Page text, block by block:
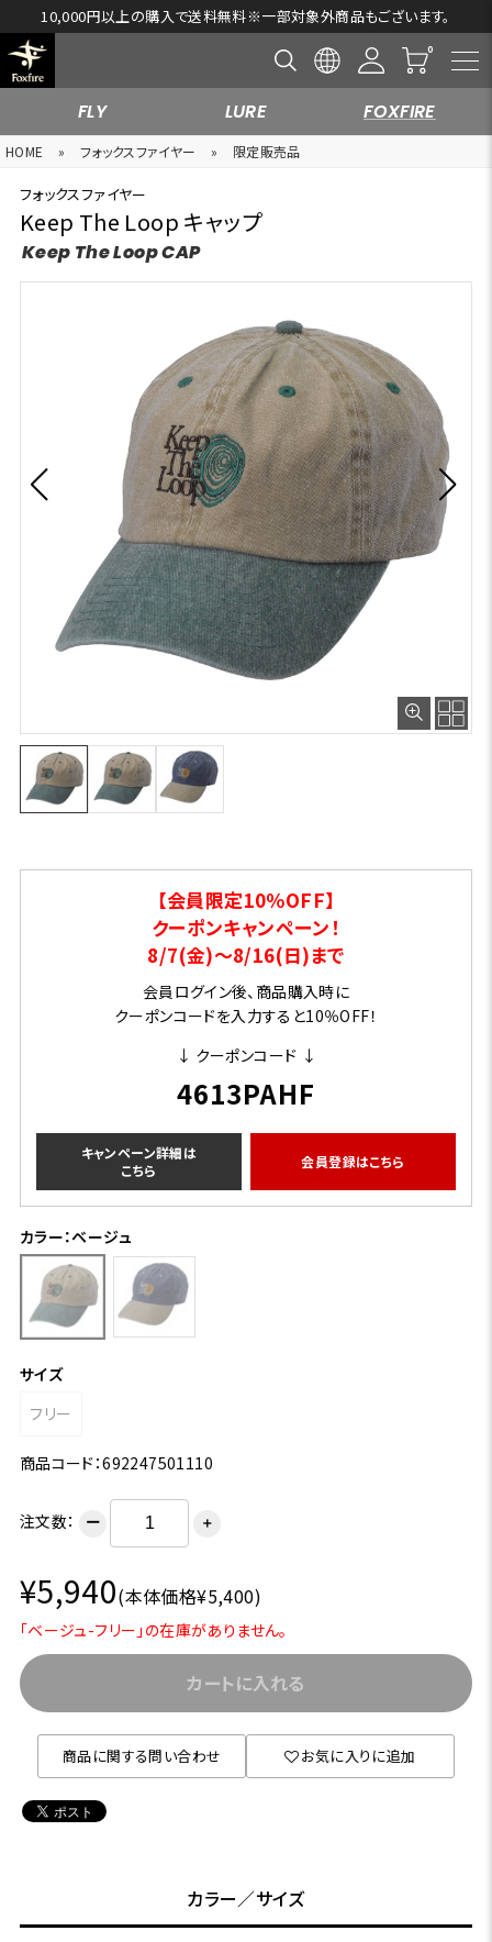
10,000円以上の購入で送料無料※一部対象外商品もございます。
FLY LURE FOXFIRE
HOME » フォックスファイヤー » 限定販売品
フォックスファイヤー
Keep The Loop キャップ
Keep The Loop CAP
【会員限定10％OFF】
クーポンキャンペーン！
8/7(金)～8/16(日)まで
会員ログイン後、商品購入時に
クーポンコードを入力すると10％OFF！
↓ クーポンコード ↓
4613PAHF
キャンペーン詳細は
こちら
会員登録はこちら
カラー：ベージュ
サイズ
フリー
商品コード：692247501110
注文数： ー ＋
¥5,940(本体価格¥5,400)
「ベージュ-フリー」の在庫がありません。
カートに入れる
商品に関する問い合わせ お気に入りに追加
カラー／サイズ